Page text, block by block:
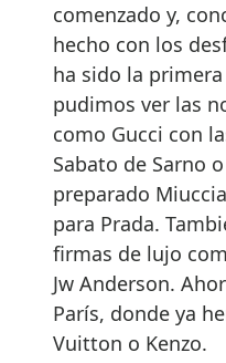
comenzado y,
hecho con los
ha sido la
pudimos ver las
como Gucci con
Sabato de Sarno
preparado
para Prada.
firmas de lujo
Jw Anderson.
París, donde ya
Vuitton o Kenzo.